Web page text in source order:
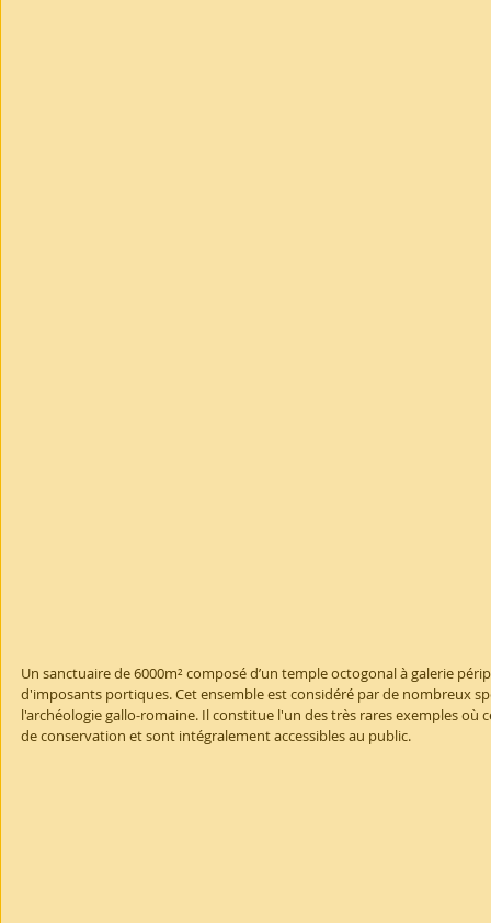
Un sanctuaire de 6000m² composé d’un temple octogonal à galerie
d'imposants portiques. Cet ensemble est considéré par de nombreux
l'archéologie gallo-romaine. Il constitue l'un des très rares exemples
de conservation et sont intégralement accessibles au public.